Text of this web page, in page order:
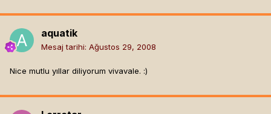
aquatik
Mesaj tarihi: Ağustos 29, 2008
Nice mutlu yıllar diliyorum vivavale. :)